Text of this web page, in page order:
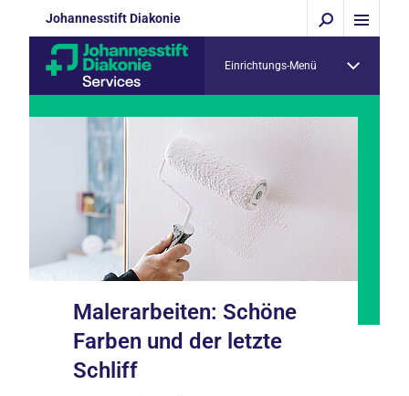
Johannesstift Diakonie
Einrichtungs-Menü
Malerarbeiten: Schöne
Farben und der letzte
Schliff